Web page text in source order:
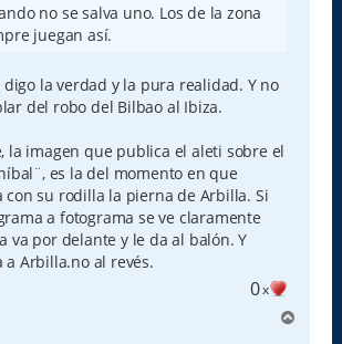
no se salva uno. Los de la zona
juegan así.
digo la verdad y la pura realidad. Y no
del robo del Bilbao al Ibiza.
la imagen que publica el aleti sobre el
es la del momento en que
con su rodilla la pierna de Arbilla. Si
a fotograma se ve claramente
va por delante y le da al balón. Y
a Arbilla.no al revés.
0x